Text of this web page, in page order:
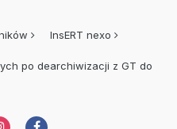
InsERT nexo
po dearchiwizacji z GT do